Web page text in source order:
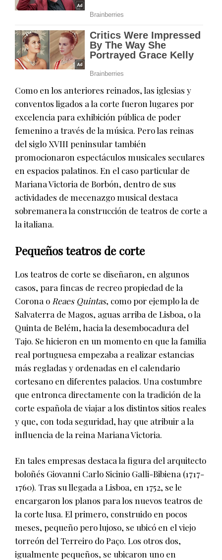
Como en los anteriores reinados, las iglesias y
conventos ligados a la corte fueron lugares por
excelencia para exhibición pública de poder
femenino a través de la música. Pero las reinas
del siglo XVIII peninsular también
promocionaron espectáculos musicales seculares
en espacios palatinos. En el caso particular de
Mariana Victoria de Borbón, dentro de sus
actividades de mecenazgo musical destaca
sobremanera la construcción de teatros de corte a
la italiana.
Pequeños teatros de corte
Los teatros de corte se diseñaron, en algunos
casos, para fincas de recreo propiedad de la
Corona o Reaes Quintas, como por ejemplo la de
Salvaterra de Magos, aguas arriba de Lisboa, o la
Quinta de Belém, hacia la desembocadura del
Tajo. Se hicieron en un momento en que la familia
real portuguesa empezaba a realizar estancias
más regladas y ordenadas en el calendario
cortesano en diferentes palacios. Una costumbre
que entronca directamente con la tradición de la
corte española de viajar a los distintos sitios reales
y que, con toda seguridad, hay que atribuir a la
influencia de la reina Mariana Victoria.
En tales empresas destaca la figura del arquitecto
boloñés Giovanni Carlo Sicinio Galli-Bibiena (1717-
1760). Tras su llegada a Lisboa, en 1752, se le
encargaron los planos para los nuevos teatros de
la corte lusa. El primero, construido en pocos
meses, pequeño pero lujoso, se ubicó en el viejo
torreón del Terreiro do Paço. Los otros dos,
igualmente pequeños, se ubicaron uno en